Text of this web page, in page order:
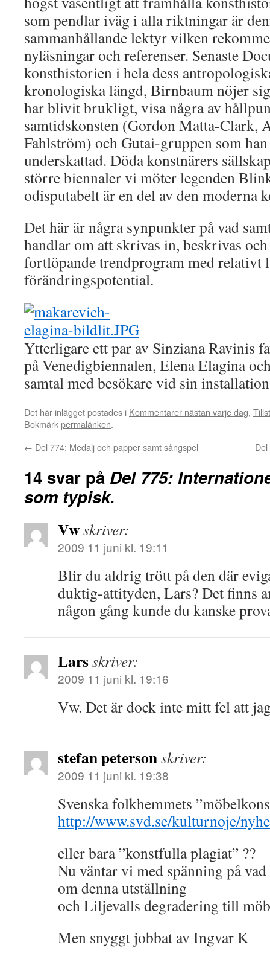
som pendlar iväg i alla riktningar är
sammanhållande lektyr vilken
nyläsningar och referenser. Senaste
konsthistorien i hela dess
kronologiska längd, Birnbaum nöjer
har blivit brukligt, visa några av
samtidskonsten (Gordon Matta-Clark,
Fahlström) och Gutai-gruppen som
underskattad. Döda konstnärers
större biennaler vi möter legenden
odisputabelt är en del av den moderna
Det här är några synpunkter på vad
handlar om att skrivas in, beskrivas
fortlöpande trendprogram med relativt
förändringspotential.
Ytterligare ett par av Sinziana Ravinis
på Venedigbiennalen, Elena Elagina
samtal med besökare vid sin
Det här inlägget postades i Kommentarer nästan varje dag,
Bokmärkpermalänken.
← Del 774: Medalj och papper samt sångspel
14 svar på Del 775:
som typisk.
Vwskriver:
2009 11 juni kl. 19:11
Blir du aldrig trött på den där
duktig-attityden, Lars? Det finns
någon gång kunde du kanske
Larsskriver:
2009 11 juni kl. 19:16
Vw. Det är dock inte mitt fel att
stefan petersonskriver:
2009 11 juni kl. 19:38
Svenska folkhemmets
http://www.svd.se/kulturnoje/
eller bara ”konstfulla plagiat” ??
Nu väntar vi med spänning på
om denna utställning
och Liljevalls degradering till
Men snyggt jobbat av Ingvar K